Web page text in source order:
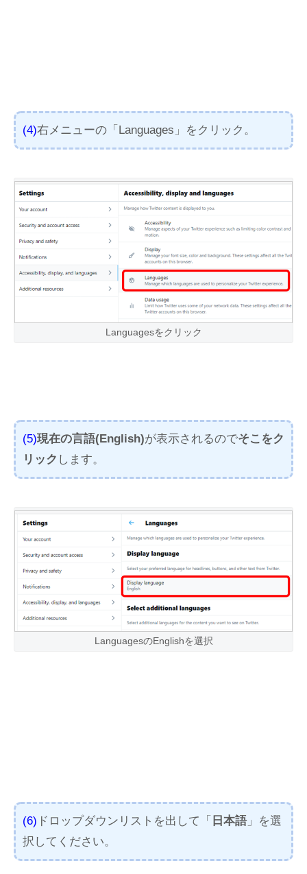
(4)右メニューの「Languages」をクリック。
Languagesをクリック
(5)現在の言語(English)が表示されるのでそこをク
リック します。
LanguagesのEnglishを選択
(6) ドロップダウンリストを出して「 日本語 」を選
択してください。